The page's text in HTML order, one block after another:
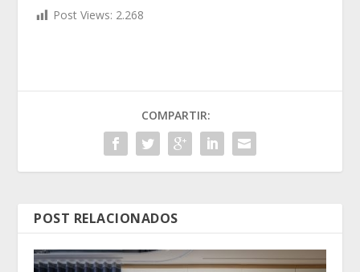
Post Views: 2.268
COMPARTIR:
POST RELACIONADOS